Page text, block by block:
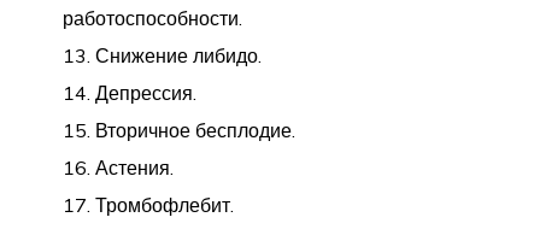
работоспособности.
Снижение либидо.
Депрессия.
Вторичное бесплодие.
Астения.
Тромбофлебит.